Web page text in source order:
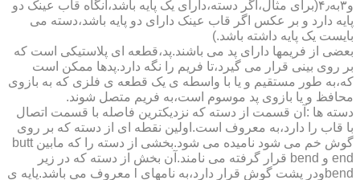
و۳به۴٫(برای مثال،اگر دسته،دارای یک پایه باشد،آنگاه قاب عینک دو
پایه دارد و بر عکس اگر قاب عینک دارای دو پایه باشد،دسته می
بایست یک پایه داشته باشد.)
بعضی از فریمها دارای پد می باشند.پد،قطعه ای پلاستیکی است که
بر روی بینی قرار می گیرد،تا فریم را نگه دارد.پدها ممکن است
که،به طور مستقیم و یا با واسطه ی یک قطعه ی فلزی که به بازوی
محافظ و یا بازوی پد موسوم است،به فریم متصل شوند.
دسته ها :آن قسمت از دسته که نزدیکترین فاصله با قسمت اتصال
با قاب را دارد،به معروف است.اولین نقطه ای از دسته که بر روی
گوش خم می شود نامیده می شود.بخشی از دسته را که مابین butt
end و bend قرار گرفته می نامند.آن بخش از دسته که در زیر
bendودر پشت گوش قرار دارد،به نامهای l معروف می باشد.پایه ی